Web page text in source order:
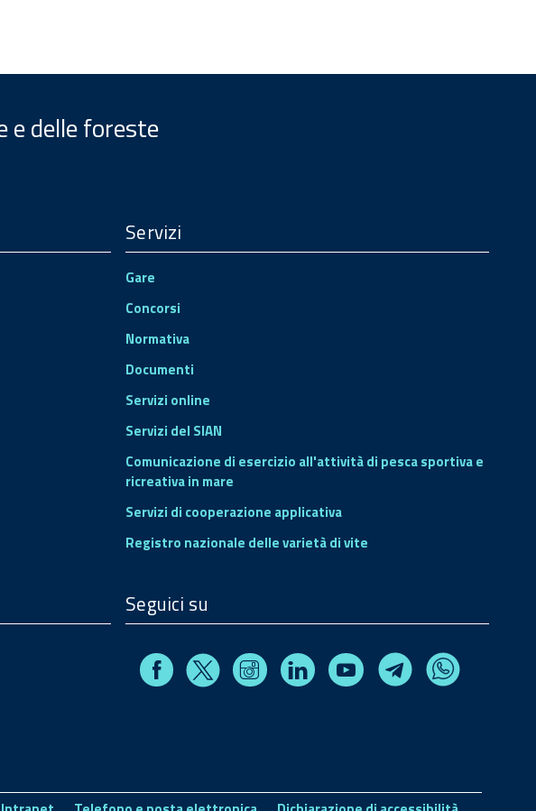
e delle foreste
Servizi
Gare
Concorsi
Normativa
Documenti
Servizi online
Servizi del SIAN
Comunicazione di esercizio all'attività di pesca sportiva e
ricreativa in mare
Servizi di cooperazione applicativa
Registro nazionale delle varietà di vite
Seguici su
Facebook
X InstagramLinkedinYoutube TelegramWhatsapp